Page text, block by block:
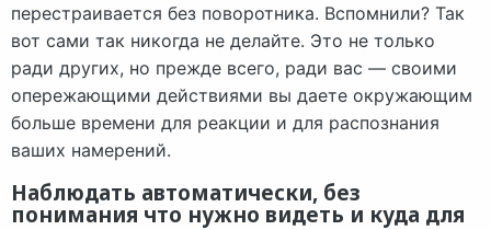
перестраивается без поворотника. Вспомнили? Так
вот сами так никогда не делайте. Это не только
ради других, но прежде всего, ради вас — своими
опережающими действиями вы даете окружающим
больше времени для реакции и для распознания
ваших намерений.
Наблюдать автоматически, без
понимания что нужно видеть и куда для